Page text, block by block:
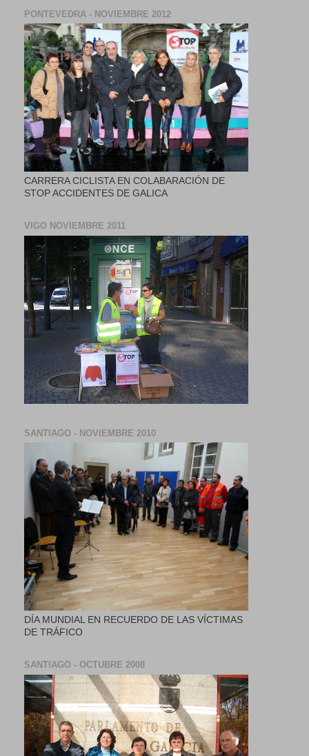
PONTEVEDRA - NOVIEMBRE 2012
CARRERA CICLISTA EN COLABARACIÓN DE
STOP ACCIDENTES DE GALICA
VIGO NOVIEMBRE 2011
SANTIAGO - NOVIEMBRE 2010
DÍA MUNDIAL EN RECUERDO DE LAS VÍCTIMAS
DE TRÁFICO
SANTIAGO - OCTUBRE 2008